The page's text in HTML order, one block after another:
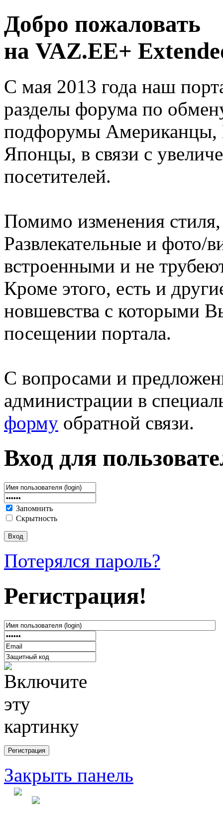
Добро пожаловать
на VAZ.EE+
С мая 2013 года наш
разделы форума по
подфорумы
Японцы, в связи с
посетителей.
Помимо изменения
Развлекательные и фото/
встроенными и не
Кроме этого, есть и
новшевства с которыми
посещении портала.
С вопросами и
администрации в
форму обратной связи.
Вход для
Запомнить
Скрытность
Потерялся пароль?
Регистрация!
Закрыть панель